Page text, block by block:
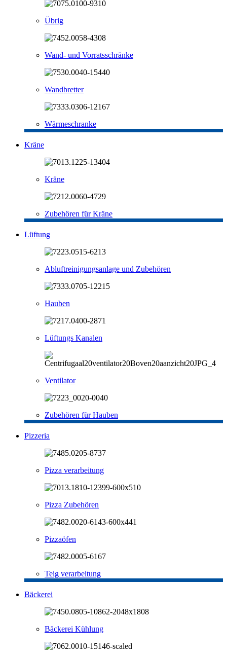
Übrig
Wand- und Vorratsschränke
Wandbretter
Wärmeschranke
Kräne
Kräne
Zubehören für Kräne
Lüftung
Abluftreinigungsanlage und Zubehören
Hauben
Lüftungs Kanalen
Ventilator
Zubehören für Hauben
Pizzeria
Pizza verarbeitung
Pizza Zubehören
Pizzaöfen
Teig verarbeitung
Bäckerei
Bäckerei Kühlung